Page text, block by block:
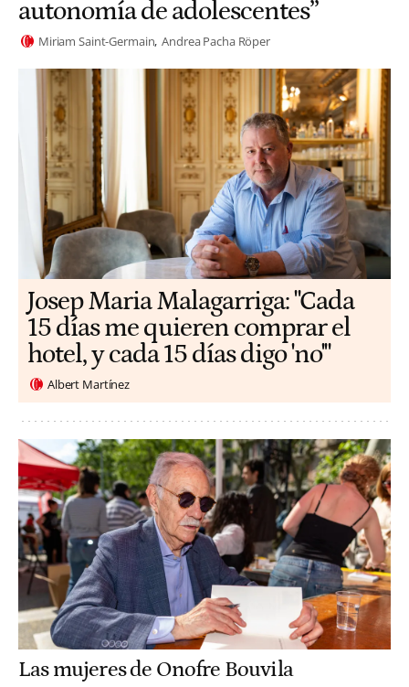
autonomía de adolescentes”
Miriam Saint-Germain Andrea Pacha Röper
​​Josep Maria Malagarriga: "Cada
15 días me quieren comprar el
hotel, y cada 15 días digo 'no'"
Albert Martínez
Las mujeres de Onofre Bouvila